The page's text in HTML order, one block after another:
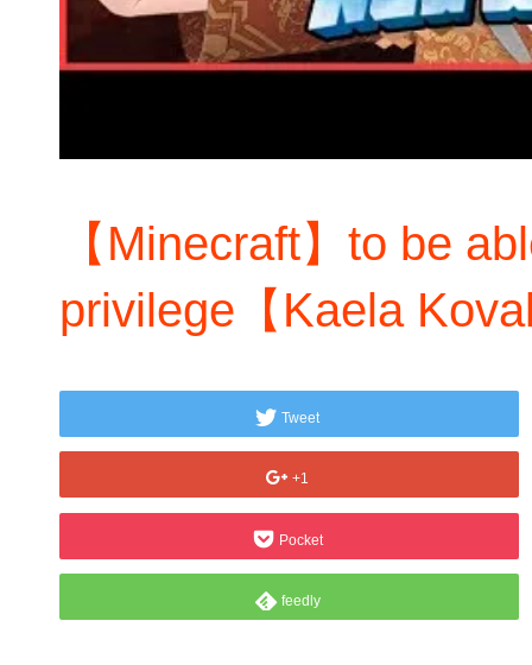
【Minecraft】to be
privilege【Kaela
Tweet
+1
Pocket
feedly